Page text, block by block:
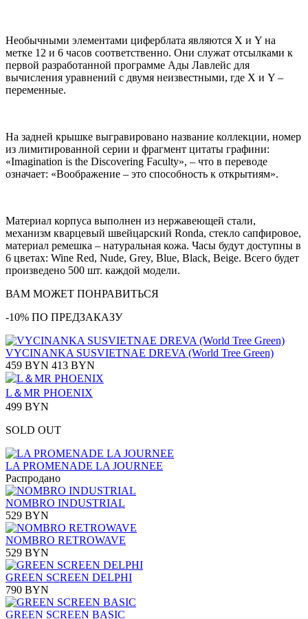
Необычными элементами циферблата являются X и Y на
метке 12 и 6 часов соответственно. Они служат отсылками к
первой разработанной программе Ады Лавлейс для
вычисления уравнений с двумя неизвестными, где X и Y –
переменные.
На задней крышке выгравировано название коллекции, номер
из лимитированной серии и фрагмент цитаты графини:
«Imagination is the Discovering Faculty», – что в переводе
означает: «Воображение – это способность к открытиям».
Материал корпуса выполнен из нержавеющей стали,
механизм кварцевый швейцарский Ronda, стекло сапфировое,
материал ремешка – натуральная кожа. Часы будут доступны в
6 цветах: Wine Red, Nude, Grey, Blue, Black, Beige. Всего будет
произведено 500 шт. каждой модели.
ВАМ МОЖЕТ ПОНРАВИТЬСЯ
-10% ПО ПРЕДЗАКАЗУ
VYCINANKA SUSVIETNAE DREVA (World Tree Green)
459 BYN 413 BYN
L＆MR PHOENIX
499 BYN
SOLD OUT
LA PROMENADE LA JOURNEE
Распродано
NOMBRO INDUSTRIAL
529 BYN
NOMBRO RETROWAVE
529 BYN
GREEN SCREEN DELPHI
790 BYN
GREEN SCREEN BASIC